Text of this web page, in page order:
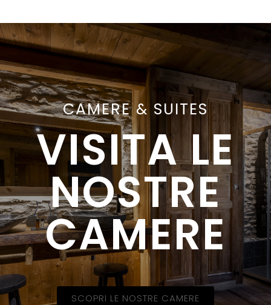
CAMERE & SUITES
VISITA LE
NOSTRE
CAMERE
SCOPRI LE NOSTRE CAMERE